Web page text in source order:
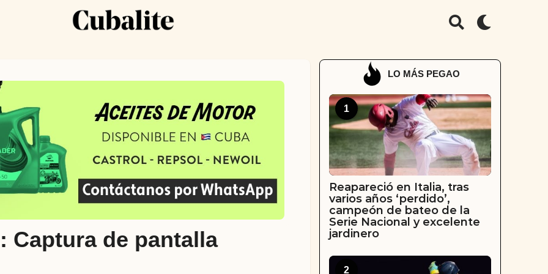
Captura de pantalla
LO MÁS PEGAO
1
Reapareció en Italia, tras
varios años ‘perdido’,
campeón de bateo de la
Serie Nacional y excelente
jardinero
2